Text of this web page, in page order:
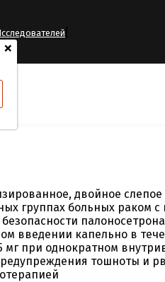
двойное
группах больных раком
введении капельно в
мг при однократном
тошноты и